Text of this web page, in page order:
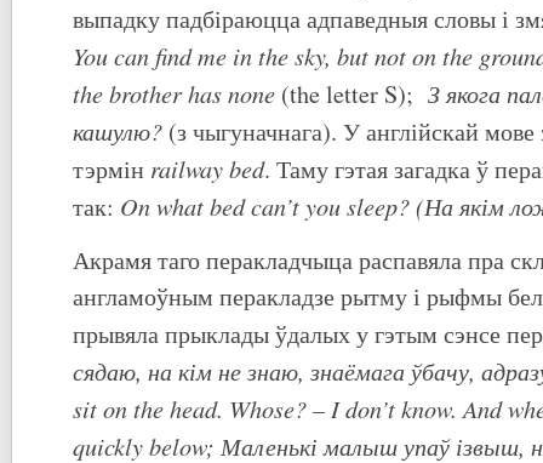
выпадку падбіраюцца адпаведныя словы і
Youcan findme in thesky, butnoton the
the brother has none (the letter S); Зякога
кашулю? (з чыгуначнага). У англійскай
тэрмін railway bed. Таму гэтая загадка ў
так: On what bedcan’t you sleep?(Наякім
Акрамя таго перакладчыца распавяла пра
англамоўным перакладзе рытму і рыфмы
прывяла прыклады ўдалых у гэтым сэнсе
сядаю, на кім не знаю, знаёмага ўбачу,
siton thehead. Whose? – I don’t know. And
quicklybelow; Маленькі малыш упаў ізвыш,